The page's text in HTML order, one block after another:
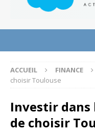
ACCUEIL FINANCE
choisir Toulouse
Investir dans
de choisir